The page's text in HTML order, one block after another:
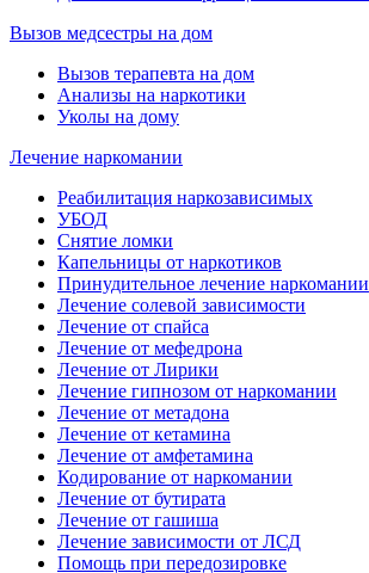
Вызов медсестры на дом
Вызов терапевта на дом
Анализы на наркотики
Уколы на дому
Лечение наркомании
Реабилитация наркозависимых
УБОД
Снятие ломки
Капельницы от наркотиков
Принудительное лечение наркомании
Лечение солевой зависимости
Лечение от спайса
Лечение от мефедрона
Лечение от Лирики
Лечение гипнозом от наркомании
Лечение от метадона
Лечение от кетамина
Лечение от амфетамина
Кодирование от наркомании
Лечение от бутирата
Лечение от гашиша
Лечение зависимости от ЛСД
Помощь при передозировке